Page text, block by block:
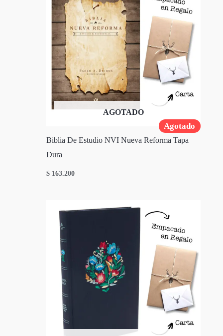
Agotado
AGOTADO
Biblia De Estudio NVI Nueva Reforma Tapa
Dura
$ 163.200